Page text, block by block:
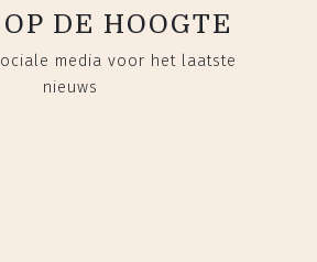
DE HOOGTE
media voor het laatste
nieuws